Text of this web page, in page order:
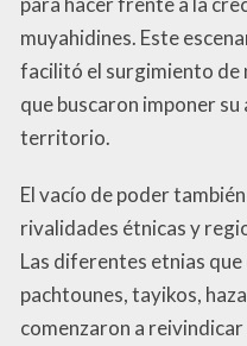
muyahidines. Este
facilitó el surgimiento de
que buscaron imponer
territorio.
El vacío de poder
rivalidades étnicas y
Las diferentes etnias
pachtounes, tayikos,
comenzaron a